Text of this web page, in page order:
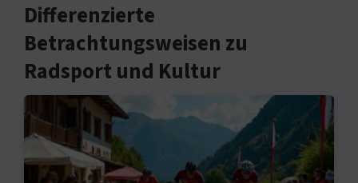
Differenzierte
Betrachtungsweisen zu
Radsport und Kultur